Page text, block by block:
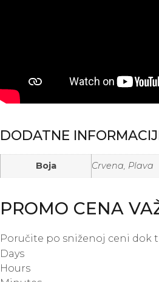
DODATNE
Boja Crvena, Plava
PROMO CENA
Poručite po sniženoj ceni dok
Days
Hours